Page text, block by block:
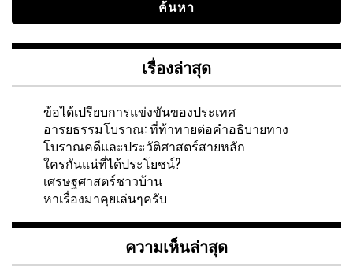
เรื่องล่าสุด
ข้อได้เปรียบการแข่งขันของประเทศ
อารยธรรมโบราณ: ที่ท้าทายต่อคำอธิบายทาง
โบราณคดีและประวัติศาสตร์สายหลัก
ใครกันแน่ที่ได้ประโยชน์?
เศรษฐศาสตร์ชาวบ้าน
หาเรื่องมาคุยเล่นๆครับ
ความเห็นล่าสุด